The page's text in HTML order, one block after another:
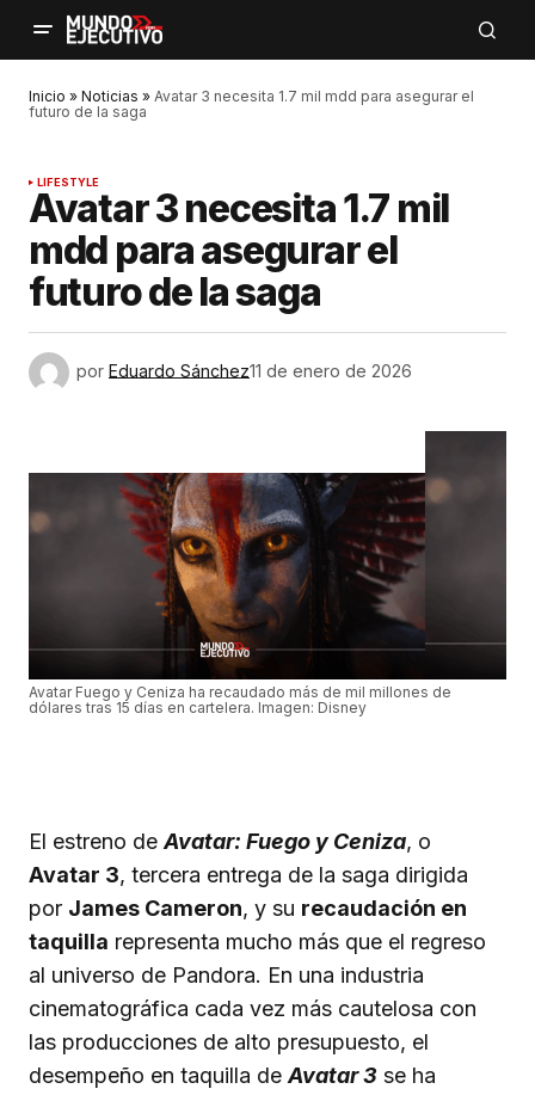
Inicio » Noticias » Avatar 3 necesita 1.7 mil mdd para asegurar el
futuro de la saga
LIFESTYLE
Avatar 3 necesita 1.7 mil
mdd para asegurar el
futuro de la saga
por Eduardo Sánchez11 de enero de 2026
Avatar Fuego y Ceniza ha recaudado más de mil millones de
dólares tras 15 días en cartelera. Imagen: Disney
El estreno deAvatar: Fuego y Ceniza, o
Avatar 3, tercera entrega de la saga dirigida
por James Cameron, y su recaudación en
taquilla representa mucho más que el regreso
al universo de Pandora. En una industria
cinematográfica cada vez más cautelosa con
las producciones de alto presupuesto, el
desempeño en taquilla deAvatar 3 se ha